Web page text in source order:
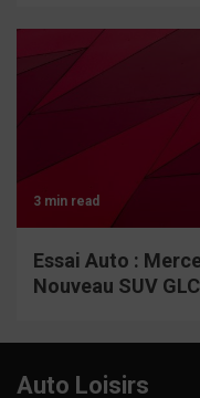
3 min read
Essai Auto :
Nouveau SUV GLC
Auto Loisirs